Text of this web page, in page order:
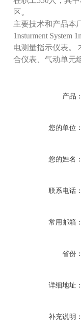
区。
主要技术和产品本
1nsturment System
电测量指示仪表。
合仪表、气动单元
产品
您的单位
您的姓名
联系电话
常用邮箱
省份
详细地址
补充说明